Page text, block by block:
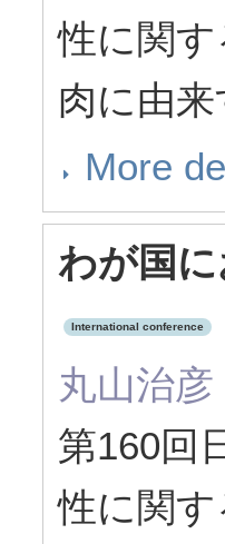
性に関
肉に由
More
わが国
International conference
丸山治彦
第160回
性に関